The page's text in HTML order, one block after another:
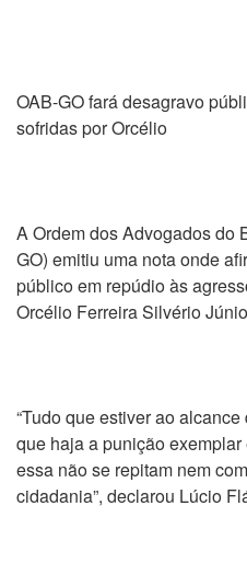
OAB-GO fará desagravo
sofridas por Orcélio
A Ordem dos Advogados do
GO) emitiu uma nota onde
público em repúdio às
Orcélio Ferreira Silvério
“Tudo que estiver ao
que haja a punição
essa não se repitam nem
cidadania”, declarou Lúcio